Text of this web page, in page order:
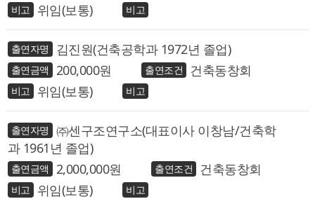
위임(보통)
김진원(건축공학과 1972년 졸업)
200,000
건축동창회
위임(보통)
㈜센구조연구소(대표이사 이창남/건축학
과 1961년 졸업)
2,000,000
건축동창회
위임(보통)